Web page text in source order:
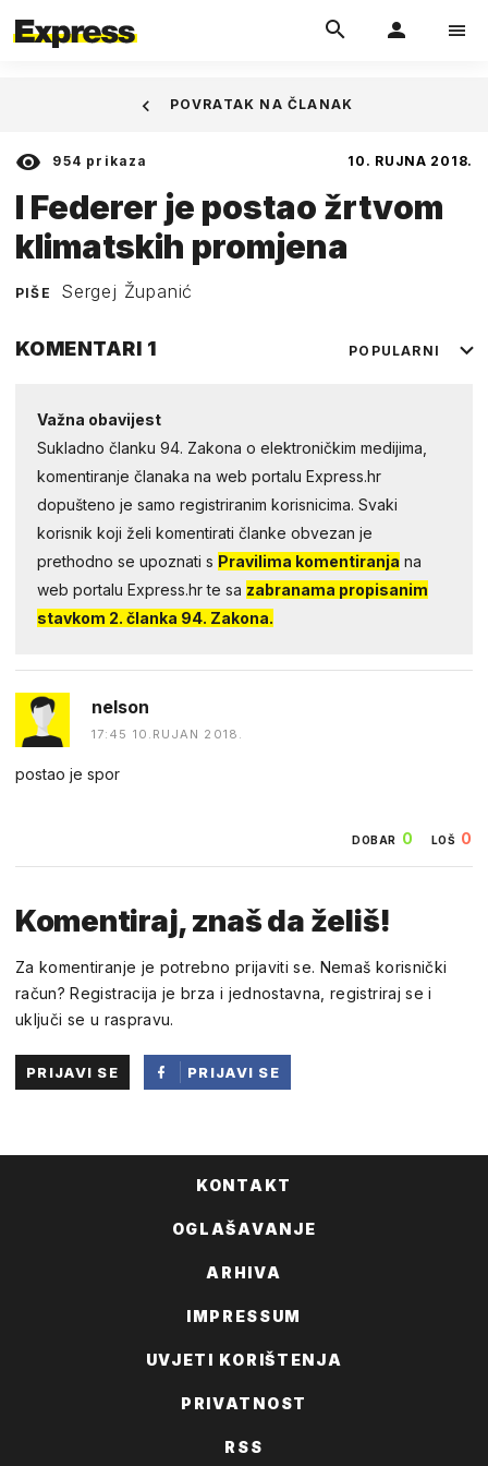
954 prikaza 10. RUJNA 2018.
I Federer je postao žrtvom
klimatskih promjena
PIŠE Sergej Županić
POVRATAK NA ČLANAK
KOMENTARI 1 POPULARNI
Važna obavijest
Sukladno članku 94. Zakona o elektroničkim medijima,
komentiranje članaka na web portalu Express.hr
dopušteno je samo registriranim korisnicima. Svaki
korisnik koji želi komentirati članke obvezan je
prethodno se upoznati s Pravilima komentiranja na
web portalu Express.hr te sa zabranama propisanim
stavkom 2. članka 94. Zakona.
nelson
17:45 10.RUJAN 2018.
postao je spor
DOBAR 0 LOŠ 0
Komentiraj, znaš da želiš!
Za komentiranje je potrebno prijaviti se. Nemaš korisnički
račun? Registracija je brza i jednostavna, registriraj se i
uključi se u raspravu.
PRIJAVI SE
PRIJAVI SE
KONTAKT
OGLAŠAVANJE
ARHIVA
IMPRESSUM
UVJETI KORIŠTENJA
PRIVATNOST
RSS